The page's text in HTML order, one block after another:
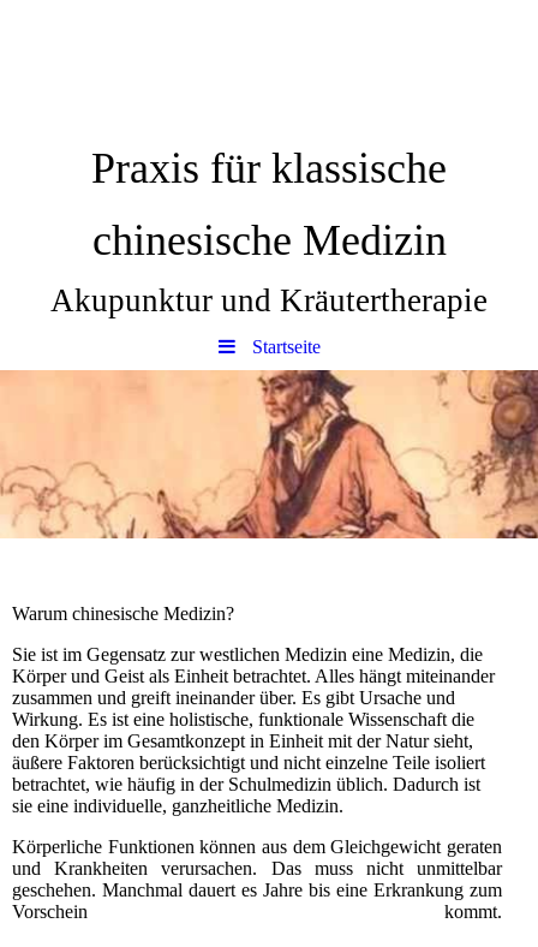
Praxis für klassische
chinesische Medizin
Akupunktur und Kräutertherapie
Startseite
Warum chinesische Medizin?
Sie ist im Gegensatz zur westlichen Medizin eine Medizin, die
Körper und Geist als Einheit betrachtet. Alles hängt miteinander
zusammen und greift ineinander über. Es gibt Ursache und
Wirkung. Es ist eine holistische, funktionale Wissenschaft die
den Körper im Gesamtkonzept in Einheit mit der Natur sieht,
äußere Faktoren berücksichtigt und nicht einzelne Teile isoliert
betrachtet, wie häufig in der Schulmedizin üblich. Dadurch ist
sie eine individuelle, ganzheitliche Medizin.
Körperliche Funktionen können aus dem Gleichgewicht geraten
und Krankheiten verursachen. Das muss nicht unmittelbar
geschehen. Manchmal dauert es Jahre bis eine Erkrankung zum
Vorschein kommt.